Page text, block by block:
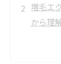
増毛エ
から理
増毛